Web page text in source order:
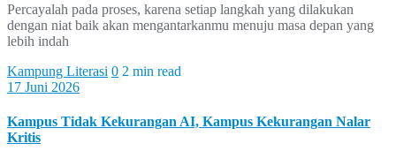
Percayalah pada proses, karena setiap langkah yang dilakukan
dengan niat baik akan mengantarkanmu menuju masa depan yang
lebih indah
Kampung Literasi 0 2 min read
17 Juni 2026
Kampus Tidak Kekurangan AI, Kampus Kekurangan Nalar
Kritis